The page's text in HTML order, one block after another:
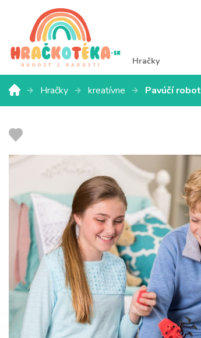
Hračky
Hračky kreatívne Pavúčí robot